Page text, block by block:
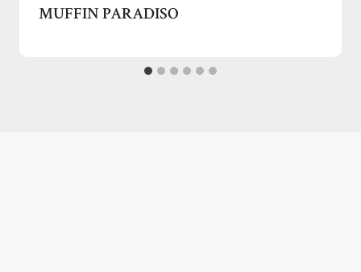
MUFFIN PARADISO